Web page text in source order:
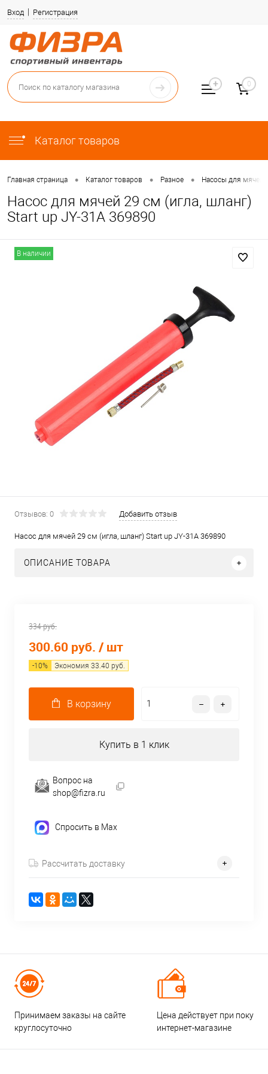
Вход Регистрация
Каталог товаров
0
Главная страница • Каталог товаров • Разное • Насосы для мячей
Насос для мячей 29 см (игла, шланг)
Start up JY-31A 369890
В наличии
Отзывов: 0 Добавить отзыв
Насос для мячей 29 см (игла, шланг) Start up JY-31A 369890
ОПИСАНИЕ ТОВАРА
334 руб.
300.60 руб. / шт
-10% Экономия 33.40 руб.
В корзину
Купить в 1 клик
Вопрос на
shop@fizra.ru
Спросить в Max
Рассчитать доставку
Принимаем заказы на сайте
круглосуточно
Цена действует при
интернет-магазине